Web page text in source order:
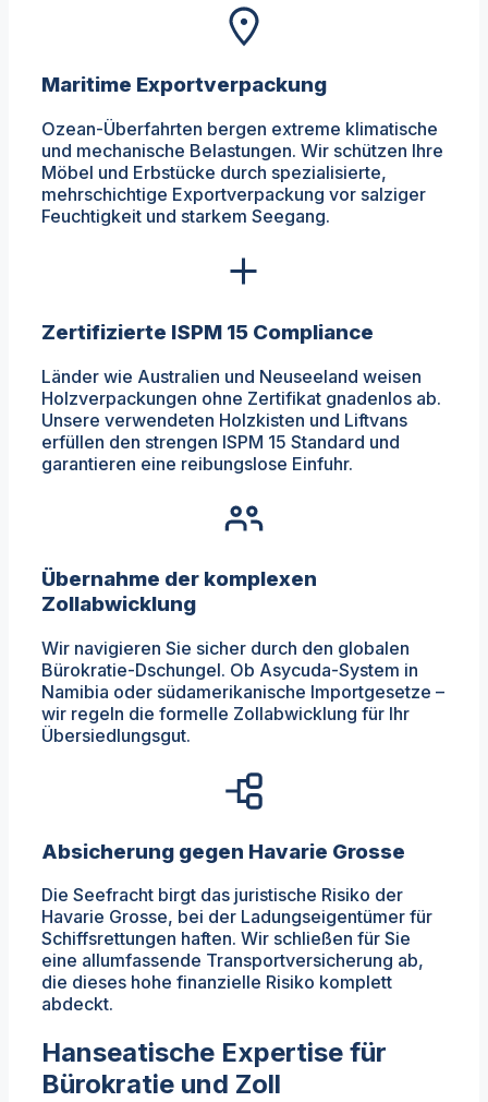
Maritime Exportverpackung
Ozean-Überfahrten bergen extreme klimatische
und mechanische Belastungen. Wir schützen Ihre
Möbel und Erbstücke durch spezialisierte,
mehrschichtige Exportverpackung vor salziger
Feuchtigkeit und starkem Seegang.
Zertifizierte ISPM 15 Compliance
Länder wie Australien und Neuseeland weisen
Holzverpackungen ohne Zertifikat gnadenlos ab.
Unsere verwendeten Holzkisten und Liftvans
erfüllen den strengen ISPM 15 Standard und
garantieren eine reibungslose Einfuhr.
Übernahme der komplexen
Zollabwicklung
Wir navigieren Sie sicher durch den globalen
Bürokratie-Dschungel. Ob Asycuda-System in
Namibia oder südamerikanische Importgesetze –
wir regeln die formelle Zollabwicklung für Ihr
Übersiedlungsgut.
Absicherung gegen Havarie Grosse
Die Seefracht birgt das juristische Risiko der
Havarie Grosse, bei der Ladungseigentümer für
Schiffsrettungen haften. Wir schließen für Sie
eine allumfassende Transportversicherung ab,
die dieses hohe finanzielle Risiko komplett
abdeckt.
Hanseatische Expertise für
Bürokratie und Zoll